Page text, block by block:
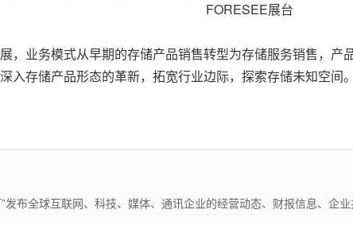
FORESEE展台
，业务模式从早期的存储产品销售转型为存储服务销售，
入存储产品形态的革新，拓宽行业边际，探索存储未知空间。
发布全球互联网、科技、媒体、通讯企业的经营动态、财报信息、企